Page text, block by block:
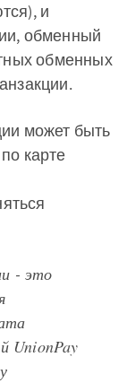
и
обменный
обменных
может быть
карте
- это
UnionPay